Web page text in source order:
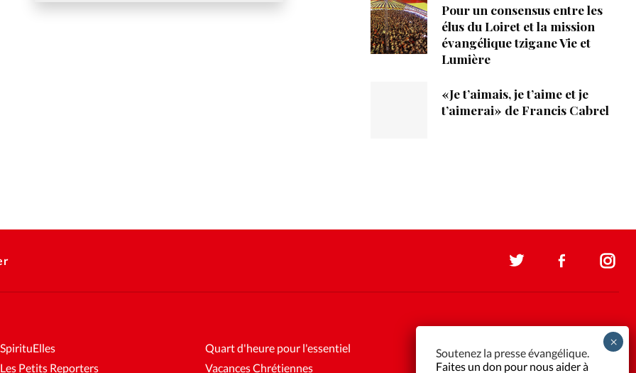
Pour un consensus entre les
élus du Loiret et la mission
évangélique tzigane Vie et
Lumière
«Je t’aimais, je t’aime et je
t’aimerai» de Francis Cabrel
SpirituElles
Les Petits Reporters
Quart d'heure pour l'essentiel
Vacances Chrétiennes
Soutenez la presse évangélique.
Faites un don pour nous aider à